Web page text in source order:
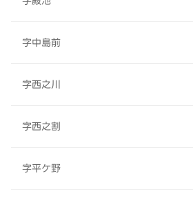
字中島前
字西之川
字西之割
字平ケ野